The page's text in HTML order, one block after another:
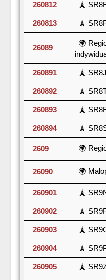
260812 🗼
260813 🗼
26089
🌍
260891 🗼
260892 🗼
260893 🗼
260894 🗼
2609 🌍
26090 🌍
260901 🗼
260902 🗼
260903 🗼
260904 🗼
260905 🗼